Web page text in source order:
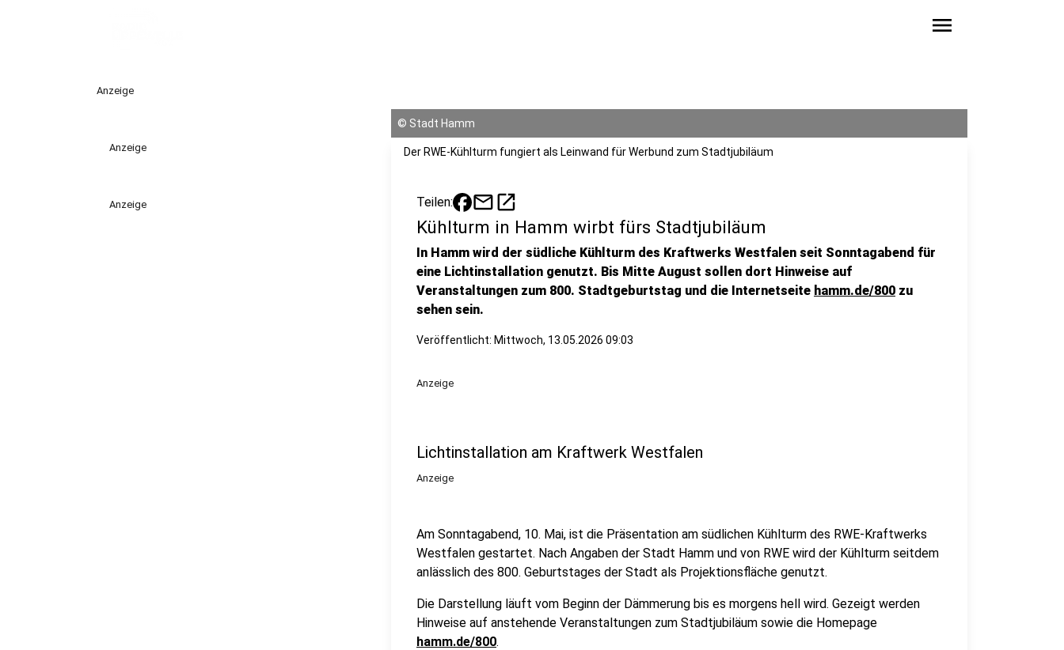
menu
Anzeige
Anzeige
Anzeige
© Stadt Hamm
Der RWE-Kühlturm fungiert als Leinwand für Werbund zum Stadtjubiläum
Teilen: mailopen_in_new
Kühlturm in Hamm wirbt fürs Stadtjubiläum
In Hamm wird der südliche Kühlturm des Kraftwerks Westfalen seit Sonntagabend für
eine Lichtinstallation genutzt. Bis Mitte August sollen dort Hinweise auf
Veranstaltungen zum 800. Stadtgeburtstag und die Internetseite hamm.de/800 zu
sehen sein.
Veröffentlicht: Mittwoch, 13.05.2026 09:03
Anzeige
Lichtinstallation am Kraftwerk Westfalen
Anzeige
Am Sonntagabend, 10. Mai, ist die Präsentation am südlichen Kühlturm des RWE-Kraftwerks
Westfalen gestartet. Nach Angaben der Stadt Hamm und von RWE wird der Kühlturm seitdem
anlässlich des 800. Geburtstages der Stadt als Projektionsfläche genutzt.
Die Darstellung läuft vom Beginn der Dämmerung bis es morgens hell wird. Gezeigt werden
Hinweise auf anstehende Veranstaltungen zum Stadtjubiläum sowie die Homepage
hamm.de/800.